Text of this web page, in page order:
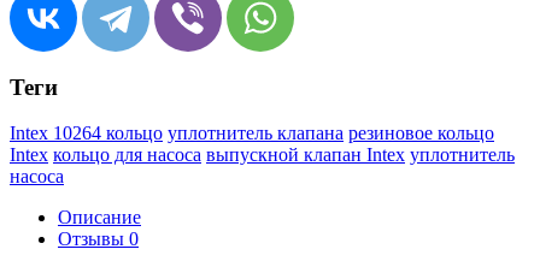
Теги
Intex 10264 кольцо уплотнитель клапана резиновое кольцо
Intex кольцо для насоса выпускной клапан Intex уплотнитель
насоса
Описание
Отзывы 0